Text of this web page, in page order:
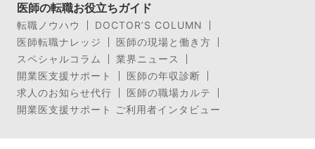
医師の転職お役立ちガイド
転職ノウハウ
DOCTOR’S COLUMN
医師転職ナレッジ
医師の現場と働き方
スペシャルコラム
業界ニュース
開業医支援サポート
医師の年収診断
求人のお知らせ代行
医師の職場カルテ
開業医支援サポート ご利用者インタビュー